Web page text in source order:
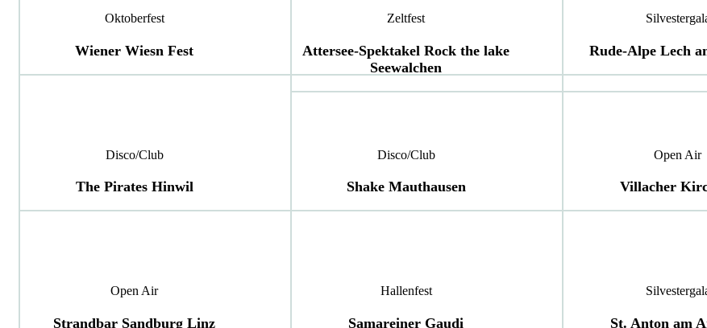
Oktoberfest
Wiener Wiesn Fest
Zeltfest
Attersee-Spektakel Rock the lake
Seewalchen
Rude-Alpe Lech
Disco/Club
The Pirates Hinwil
Disco/Club
Shake Mauthausen
Open Air
Villacher
Open Air
Strandbar Sandburg Linz
Hallenfest
Samareiner Gaudi St. Anton am